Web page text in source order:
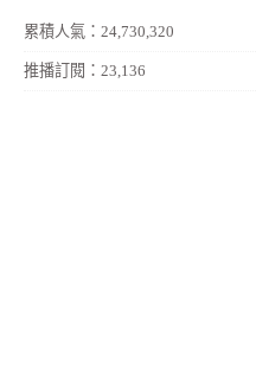
累積人氣：24,730,320
推播訂閱：23,136